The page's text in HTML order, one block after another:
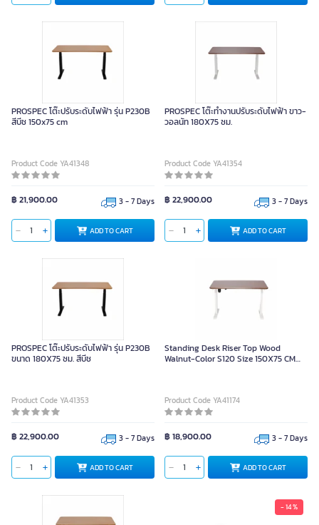
PROSPEC โต๊ะปรับระดับไฟฟ้า รุ่น P230B
สีบีช 150x75 cm
Product Code YA41348
฿ 21,900.00 3 - 7 Days
ADD TO CART
PROSPEC โต๊ะทำงานปรับระดับไฟฟ้า ขาว-
วอลนัท 180X75 ซม.
Product Code YA41354
฿ 22,900.00 3 - 7 Days
ADD TO CART
PROSPEC โต๊ะปรับระดับไฟฟ้า รุ่น P230B
ขนาด 180X75 ซม. สีบีช
Product Code YA41353
฿ 22,900.00 3 - 7 Days
ADD TO CART
Standing Desk Riser Top Wood
Walnut-Color S120 Size 150X75 CM
Product Code YA41174
฿ 18,900.00 3 - 7 Days
ADD TO CART
- 14 %